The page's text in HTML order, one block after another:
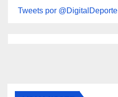
Tweets por @DigitalDeporte